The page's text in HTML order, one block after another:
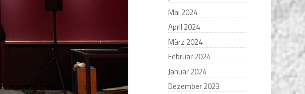
Mai 2024
April 2024
März 2024
Februar 2024
Januar 2024
Dezember 2023